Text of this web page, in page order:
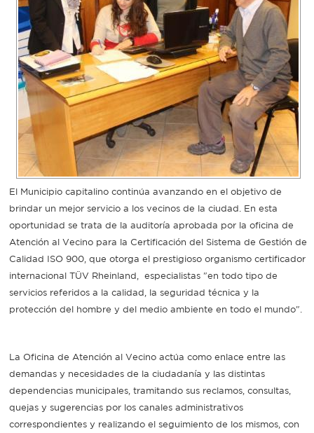
Recorrido
colectivos
Recarga
El Municipio capitalino continúa avanzando en el objetivo de
brindar un mejor servicio a los vecinos de la ciudad. En esta
oportunidad se trata de la auditoría aprobada por la oficina de
Atención al Vecino para la Certificación del Sistema de Gestión de
Calidad ISO 900, que otorga el prestigioso organismo certificador
internacional TÜV Rheinland, especialistas "en todo tipo de
servicios referidos a la calidad, la seguridad técnica y la
protección del hombre y del medio ambiente en todo el mundo".
La Oficina de Atención al Vecino actúa como enlace entre las
demandas y necesidades de la ciudadanía y las distintas
dependencias municipales, tramitando sus reclamos, consultas,
quejas y sugerencias por los canales administrativos
correspondientes y realizando el seguimiento de los mismos, con